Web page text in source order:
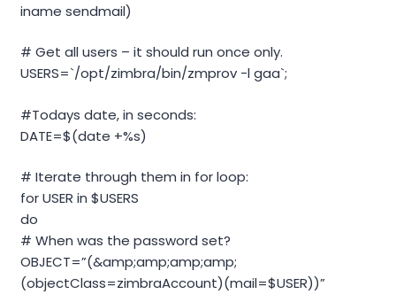
iname sendmail)
# Get all users – it should run once only.
USERS=`/opt/zimbra/bin/zmprov -l gaa`;
#Todays date, in seconds:
DATE=$(date +%s)
# Iterate through them in for loop:
for USER in $USERS
do
# When was the password set?
OBJECT=”(&amp;amp;amp;amp;
(objectClass=zimbraAccount)(mail=$USER))”